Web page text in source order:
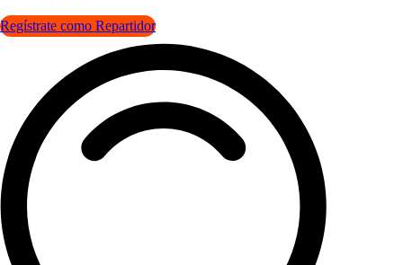
Regístrate como Repartidor